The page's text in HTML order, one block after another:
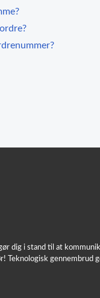
dig i stand til at
Teknologisk